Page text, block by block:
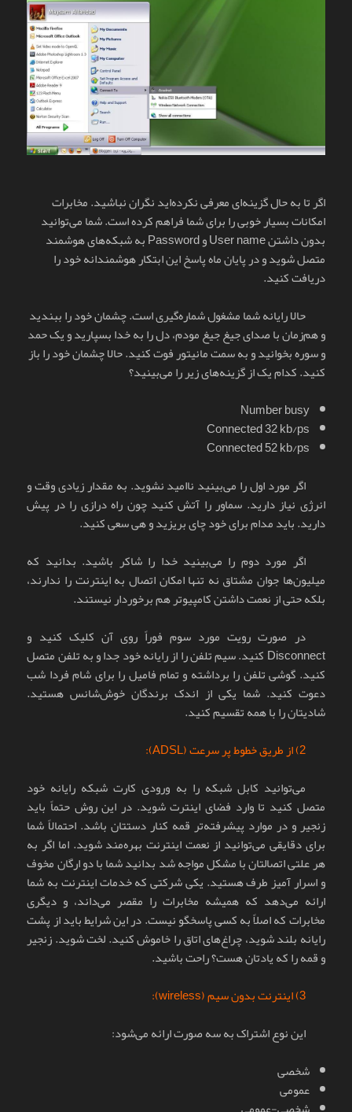
اگر تا به حال گزینه‌ای معرفی نکرده‌اید نگران نباشید. مخابرات
امکانات بسیار خوبی را برای شما فراهم کرده است. شما می‌توانید
بدون داشتن User name و Password به شبکه‌های هوشمند
متصل شوید و در پایان ماه پاسخ این ابتکار هوشمندانه خود را
دریافت کنید.
حالا رایانه شما مشغول شماره‌گیری است. چشمان خود را ببندید
و هم‌زمان با صدای جیغ جیغ مودم، دل را به خدا بسپارید و یک حمد
و سوره بخوانید و به سمت مانیتور فوت کنید. حالا چشمان خود را باز
کنید. کدام یک از گزینه‌های زیر را می‌بینید؟
Number busy
Connected 32 kb/ps
Connected 52 kb/ps
اگر مورد اول را می‌بینید ناامید نشوید. به مقدار زیادی وقت و
انرژی نیاز دارید. سماور را آتش کنید چون راه درازی را در پیش
دارید. باید مدام برای خود چای بریزید و هی سعی کنید.
اگر مورد دوم را می‌بینید خدا را شاکر باشید. بدانید که
میلیون‌ها جوان مشتاق نه تنها امکان اتصال به اینترنت را ندارند،
بلکه حتی از نعمت داشتن کامپیوتر هم برخوردار نیستند.
در صورت رویت مورد سوم فوراً روی آن کلیک کنید و
Disconnect کنید. سیم تلفن را از رایانه خود جدا و به تلفن متصل
کنید. گوشی تلفن را برداشته و تمام فامیل را برای شام فردا شب
دعوت کنید. شما یکی از اندک برندگان خوش‌شانس هستید.
شادیتان را با همه تقسیم کنید.
2) از طریق خطوط پر سرعت (ADSL):
می‌توانید کابل شبکه را به ورودی کارت شبکه رایانه خود
متصل کنید تا وارد فضای اینترت شوید. در این روش حتماً باید
زنجیر و در موارد پیشرفته‌تر قمه کنار دستتان باشد. احتمالاً شما
برای دقایقی می‌توانید از نعمت اینترنت بهره‌مند شوید. اما اگر به
هر علتی اتصالتان با مشکل مواجه شد بدانید شما با دو ارگان مخوف
و اسرار آمیز طرف هستید. یکی شرکتی که خدمات اینترنت به شما
ارائه می‌دهد که همیشه مخابرات را مقصر می‌داند، و دیگری
مخابرات که اصلاً به کسی پاسخگو نیست. در این شرایط باید از پشت
رایانه بلند شوید، چراغ‌های اتاق را خاموش کنید. لخت شوید. زنجیر
و قمه را که یادتان هست؟ راحت باشید.
3) اینترنت بدون سیم (wireless):
این نوع اشتراک به سه صورت ارائه می‌شود:
شخصی
عمومی